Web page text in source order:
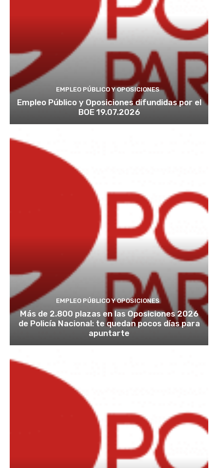
EMPLEO PÚBLICO Y OPOSICIONES
Empleo Público y Oposiciones difundidas por el
BOE 19.07.2026
EMPLEO PÚBLICO Y OPOSICIONES
Más de 2.800 plazas en las Oposiciones 2026
de Policía Nacional: te quedan pocos días para
apuntarte